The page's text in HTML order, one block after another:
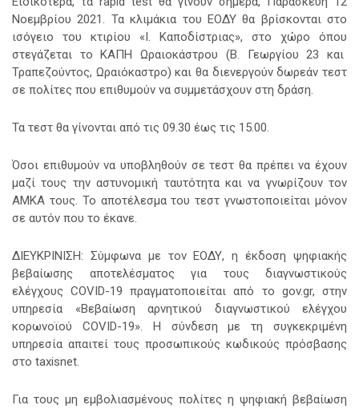
Νοεμβρίου 2021. Τα κλιμάκια του ΕΟΔΥ θα βρίσκονται στο
ισόγειο του κτιρίου «Ι. Καποδίστριας», στο χώρο όπου
στεγάζεται το ΚΑΠΗ Ωραιοκάστρου (Β. Γεωργίου 23 και
Τραπεζούντος, Ωραιόκαστρο) και θα διενεργούν δωρεάν τεστ
σε πολίτες που επιθυμούν να συμμετάσχουν στη δράση.
Τα τεστ θα γίνονται από τις 09.30 έως τις 15.00.
Όσοι επιθυμούν να υποβληθούν σε τεστ θα πρέπει να έχουν
μαζί τους την αστυνομική ταυτότητα και να γνωρίζουν τον
ΑΜΚΑ τους. Το αποτέλεσμα του τεστ γνωστοποιείται μόνον
σε αυτόν που το έκανε.
ΔΙΕΥΚΡΙΝΙΣΗ: Σύμφωνα με τον ΕΟΔΥ, η έκδοση ψηφιακής
βεβαίωσης αποτελέσματος για τους διαγνωστικούς
ελέγχους COVID-19 πραγματοποιείται από το gov.gr, στην
υπηρεσία «Βεβαίωση αρνητικού διαγνωστικού ελέγχου
κορωνοϊού COVID-19». Η σύνδεση με τη συγκεκριμένη
υπηρεσία απαιτεί τους προσωπικούς κωδικούς πρόσβασης
στο taxisnet.
Για τους μη εμβολιασμένους πολίτες η ψηφιακή βεβαίωση